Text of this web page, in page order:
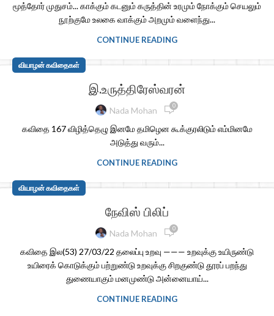
மூத்தோர் முதுசம்... காக்கும் கடனும் கருத்தின் உரமும் நோக்கும் செயலும்
நூற்குமே உலகை வாக்கும் அறமும் வளைந்து...
CONTINUE READING
வியாழன் கவிதைகள்
இ.உருத்திரேஸ்வரன்
Nada Mohan 0
கவிதை 167 விழித்தெழு இனமே தமிழென கூக்குரலிடும் எம்மினமே
அடுத்து வரும்...
CONTINUE READING
வியாழன் கவிதைகள்
நேவிஸ் பிலிப்
Nada Mohan 0
கவிதை இல(53) 27/03/22 தலைப்பு உறவு ——— உறவுக்கு உயிருண்டு
உயிரைக் கொடுக்கும் பற்றுண்டு உறவுக்கு சிறகுண்டு தூரப் பறந்து
துணையாகும் மனமுண்டு அன்னையாய்...
CONTINUE READING